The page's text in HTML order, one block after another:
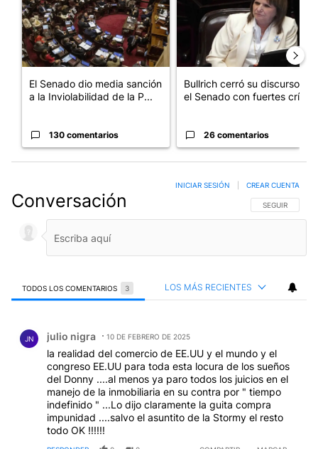
El Senado dio media sanción
a la Inviolabilidad de la P...
130 comentarios
Bullrich cerró su discurso en
el Senado con fuertes crí...
26 comentarios
Conversación SIGA ESTA
SEGUIR
INICIAR SESIÓN CREAR CUENTA
TODOS LOS COMENTARIOS 3 LOS MÁS RECIENTES
JN julio nigra 10 DE FEBRERO DE 2025
la realidad del comercio de EE.UU y el mundo y el
congreso EE.UU para toda esta locura de los sueños
del Donny ....al menos ya paro todos los juicios en el
manejo de la inmobiliaria en su contra por " tiempo
indefinido " ...Lo dijo claramente la guita compra
impunidad ....salvo el asuntito de la Stormy el resto
todo OK !!!!!!